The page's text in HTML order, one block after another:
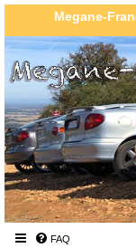
Megane-
FAQ